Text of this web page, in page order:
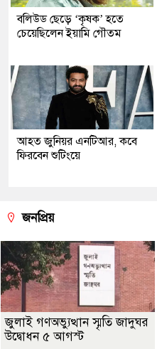
বলিউড ছেড়ে ‘কৃষক’ হতে
চেয়েছিলেন ইয়ামি গৌতম
আহত জুনিয়র এনটিআর, কবে
ফিরবেন শুটিংয়ে
জনপ্রিয়
জুলাই গণঅভ্যুত্থান স্মৃতি জাদুঘর
উদ্বোধন ৫ আগস্ট